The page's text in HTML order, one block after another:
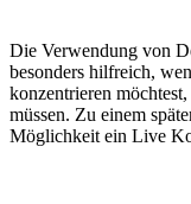
Die Verwendung von
besonders hilfreich,
konzentrieren
müssen. Zu einem
Möglichkeit ein Live